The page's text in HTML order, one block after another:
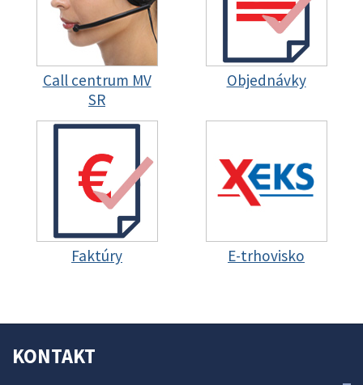
Call centrum MV
SR
Objednávky
Faktúry E-trhovisko
KONTAKT